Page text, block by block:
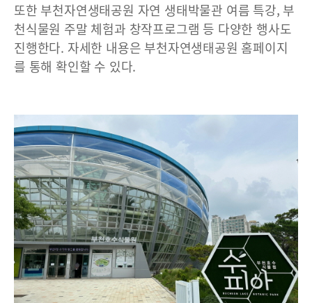
또한 부천자연생태공원 자연 생태박물관 여름 특강, 부
천식물원 주말 체험과 창작프로그램 등 다양한 행사도
진행한다. 자세한 내용은 부천자연생태공원 홈페이지
를 통해 확인할 수 있다.